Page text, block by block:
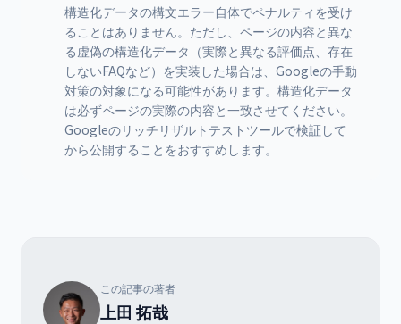
構造化データの構文エラー自体でペナルティを受け
ることはありません。ただし、ページの内容と異な
る虚偽の構造化データ（実際と異なる評価点、存在
しないFAQなど）を実装した場合は、Googleの手動
対策の対象になる可能性があります。構造化データ
は必ずページの実際の内容と一致させてください。
Googleのリッチリザルトテストツールで検証して
から公開することをおすすめします。
この記事の著者
上田 拓哉